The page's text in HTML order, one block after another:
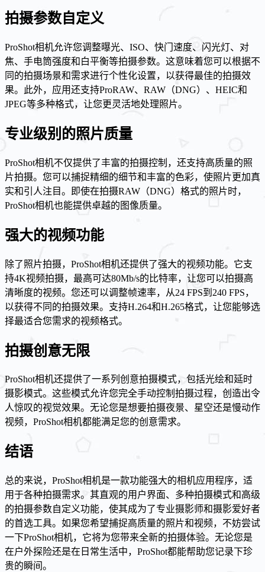
拍摄参数自定义
ProShot相机允许您调整曝光、ISO、快门速度、闪光灯、对
焦、手电筒强度和白平衡等拍摄参数。这意味着您可以根据不
同的拍摄场景和需求进行个性化设置，以获得最佳的拍摄效
果。此外，应用还支持ProRAW、RAW（DNG）、HEIC和
JPEG等多种格式，让您更灵活地处理照片。
专业级别的照片质量
ProShot相机不仅提供了丰富的拍摄控制，还支持高质量的照
片拍摄。您可以捕捉精细的细节和丰富的色彩，使照片更加真
实和引人注目。即使在拍摄RAW（DNG）格式的照片时，
ProShot相机也能提供卓越的图像质量。
强大的视频功能
除了照片拍摄，ProShot相机还提供了强大的视频功能。它支
持4K视频拍摄，最高可达80Mb/s的比特率，让您可以拍摄高
清晰度的视频。您还可以调整帧速率，从24 FPS到240 FPS，
以获得不同的拍摄效果。支持H.264和H.265格式，让您能够选
择最适合您需求的视频格式。
拍摄创意无限
ProShot相机还提供了一系列创意拍摄模式，包括光绘和延时
摄影模式。这些模式允许您完全手动控制拍摄过程，创造出令
人惊叹的视觉效果。无论您是想要拍摄夜景、星空还是慢动作
视频，ProShot相机都能满足您的创意需求。
结语
总的来说，ProShot相机是一款功能强大的相机应用程序，适
用于各种拍摄需求。其直观的用户界面、多种拍摄模式和高级
的拍摄参数自定义功能，使其成为了专业摄影师和摄影爱好者
的首选工具。如果您希望捕捉高质量的照片和视频，不妨尝试
一下ProShot相机，它将为您带来全新的拍摄体验。无论您是
在户外探险还是在日常生活中，ProShot都能帮助您记录下珍
贵的瞬间。